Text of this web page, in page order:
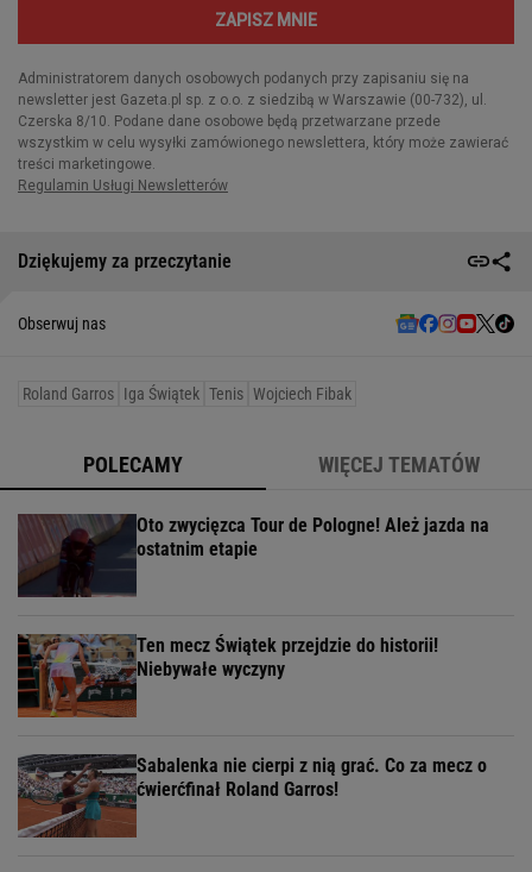
Dziękujemy za przeczytanie
Obserwuj nas
Roland Garros Iga Świątek Tenis Wojciech Fibak
POLECAMY WIĘCEJ TEMATÓW
Oto zwycięzca Tour de Pologne! Ależ jazda na
ostatnim etapie
Ten mecz Świątek przejdzie do historii!
Niebywałe wyczyny
Sabalenka nie cierpi z nią grać. Co za mecz o
ćwierćfinał Roland Garros!